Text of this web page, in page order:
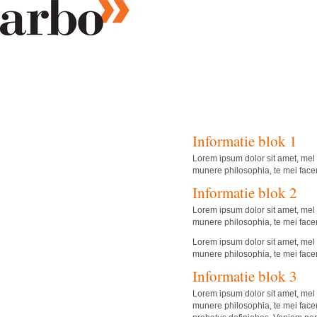
Informatie blok 1
Lorem ipsum dolor sit amet,
munere philosophia, te mei
Informatie blok 2
Lorem ipsum dolor sit amet,
munere philosophia, te mei
Lorem ipsum dolor sit amet,
munere philosophia, te mei
Informatie blok 3
Lorem ipsum dolor sit amet,
munere philosophia, te mei